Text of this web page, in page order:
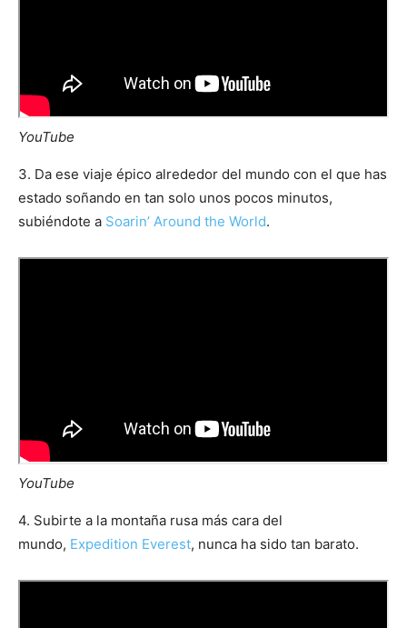
YouTube
3. Da ese viaje épico alrededor del mundo con el que has
estado soñando en tan solo unos pocos minutos,
subiéndote a Soarin’ Around the World.
YouTube
4. Subirte a la montaña rusa más cara del
mundo, Expedition Everest, nunca ha sido tan barato.